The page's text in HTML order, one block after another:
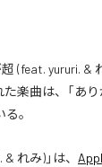
(feat. yururi. &
楽曲は、「あ
。
& れみ)」は、